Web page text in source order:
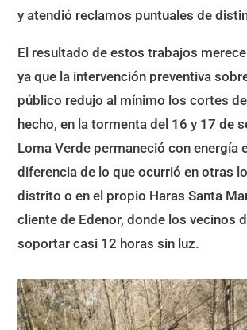
y atendió reclamos puntuales de
El resultado de estos trabajos
ya que la intervención preventiva
público redujo al mínimo los cortes
hecho, en la tormenta del 16 y 17 de
Loma Verde permaneció con energía
diferencia de lo que ocurrió en otras
distrito o en el propio Haras Santa
cliente de Edenor, donde los vecinos
soportar casi 12 horas sin luz.